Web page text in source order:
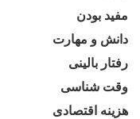
مفید بودن
دانش و مهارت
رفتار بالینی
وقت شناسی
هزینه اقتصادی